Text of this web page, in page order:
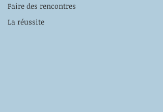
Faire des rencontres
La réussite